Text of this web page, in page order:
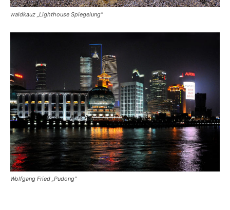
waldkauz „Lighthouse Spiegelung“
Wolfgang Fried „Pudong“